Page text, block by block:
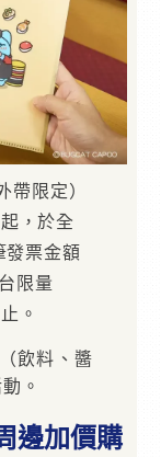
限定）
，於全
發票金額
限量
。
飲料、醬
。
邊加價購